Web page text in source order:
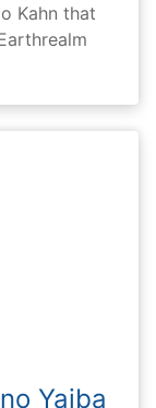
Kahn that
Yaiba